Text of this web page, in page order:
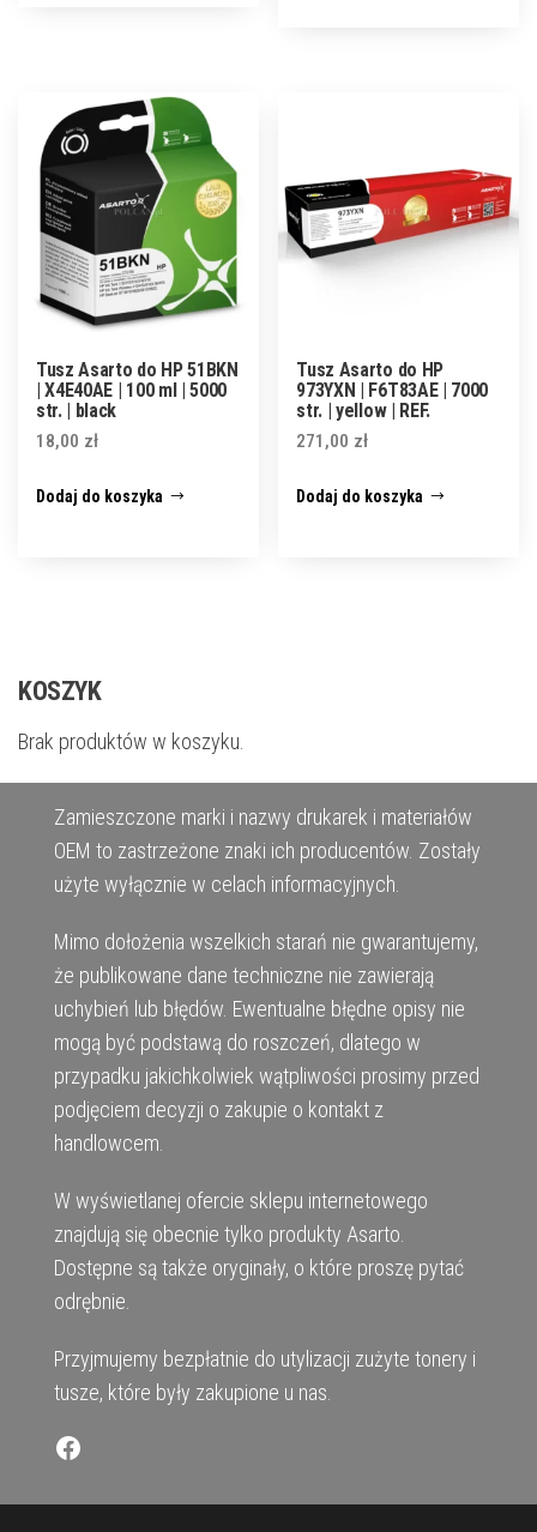
Tusz Asarto do HP 51BKN
| X4E40AE | 100 ml | 5000
str. | black
18,00 zł
Dodaj do koszyka
Tusz Asarto do HP
973YXN | F6T83AE | 7000
str. | yellow | REF.
271,00 zł
Dodaj do koszyka
KOSZYK
Brak produktów w koszyku.
Zamieszczone marki i nazwy drukarek i materiałów
OEM to zastrzeżone znaki ich producentów. Zostały
użyte wyłącznie w celach informacyjnych.
Mimo dołożenia wszelkich starań nie gwarantujemy,
że publikowane dane techniczne nie zawierają
uchybień lub błędów. Ewentualne błędne opisy nie
mogą być podstawą do roszczeń, dlatego w
przypadku jakichkolwiek wątpliwości prosimy przed
podjęciem decyzji o zakupie o kontakt z
handlowcem.
W wyświetlanej ofercie sklepu internetowego
znajdują się obecnie tylko produkty Asarto.
Dostępne są także oryginały, o które proszę pytać
odrębnie.
Przyjmujemy bezpłatnie do utylizacji zużyte tonery i
tusze, które były zakupione u nas.
Facebook